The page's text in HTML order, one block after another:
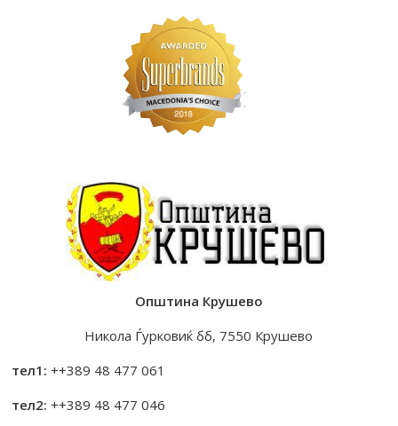
Општина Крушево
Никола Ѓурковиќ бб, 7550 Крушево
тел1: ++389 48 477 061
тел2: ++389 48 477 046